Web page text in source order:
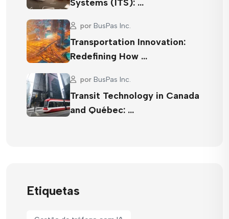
Systems (ITS): …
por BusPas Inc.
Transportation Innovation:
Redefining How …
por BusPas Inc.
Transit Technology in Canada
and Québec: …
Etiquetas